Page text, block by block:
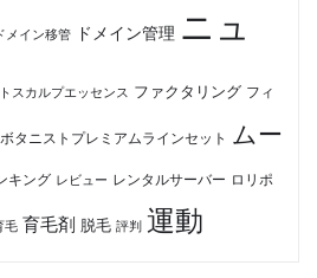
メイン移管 ドメイン管理 ニュ
スカルプエッセンス ファクタリング フィ
ボタニストプレミアムラインセット ムー
キング レビュー レンタルサーバー ロリポ
毛 育毛剤 脱毛 評判 運動